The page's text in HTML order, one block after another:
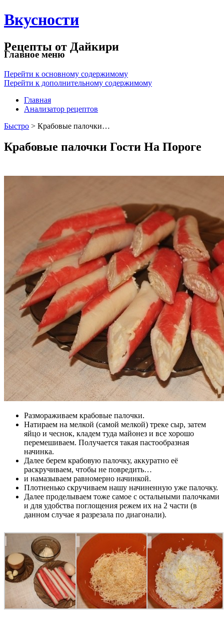
Вкусности
Рецепты от Дайкири
Главное меню
Перейти к основному содержимому
Перейти к дополнительному содержимому
Главная
Анализатор рецептов
Быстро > Крабовые палочки…
Крабовые палочки Гости На Пороге
Размораживаем крабовые палочки.
Натираем на мелкой (самой мелкой) треке сыр, затем
яйцо и чеснок, кладем туда майонез и все хорошо
перемешиваем. Получается такая пастообразная
начинка.
Далее берем крабовую палочку, аккуратно её
раскручиваем, чтобы не повредить…
и намазываем равномерно начинкой.
Плотненько скручиваем нашу начиненную уже палочку.
Далее проделываем тоже самое с остальными палочками
и для удобства поглощения режем их на 2 части (в
данном случае я разрезала по диагонали).